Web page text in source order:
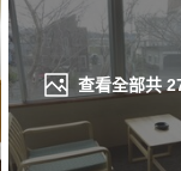
查看全部共